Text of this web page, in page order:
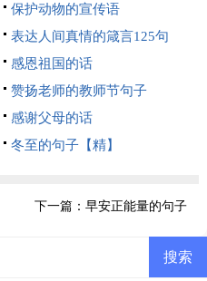
保护动物的宣传语
表达人间真情的箴言125句
感恩祖国的话
赞扬老师的教师节句子
感谢父母的话
冬至的句子【精】
下一篇：早安正能量的句子